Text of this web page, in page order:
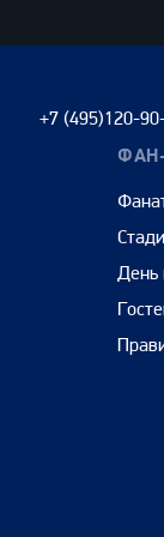
+7 (495)120-
День